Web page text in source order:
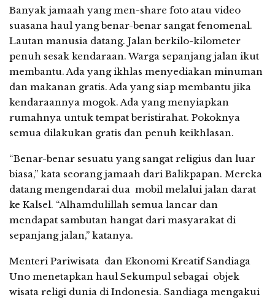
Banyak jamaah yang men-share foto atau video
suasana haul yang benar-benar sangat fenomenal.
Lautan manusia datang. Jalan berkilo-kilometer
penuh sesak kendaraan. Warga sepanjang jalan ikut
membantu. Ada yang ikhlas menyediakan minuman
dan makanan gratis. Ada yang siap membantu jika
kendaraannya mogok. Ada yang menyiapkan
rumahnya untuk tempat beristirahat. Pokoknya
semua dilakukan gratis dan penuh keikhlasan.
“Benar-benar sesuatu yang sangat religius dan luar
biasa,” kata seorang jamaah dari Balikpapan. Mereka
datang mengendarai dua mobil melalui jalan darat
ke Kalsel. “Alhamdulillah semua lancar dan
mendapat sambutan hangat dari masyarakat di
sepanjang jalan,” katanya.
Menteri Pariwisata dan Ekonomi Kreatif Sandiaga
Uno menetapkan haul Sekumpul sebagai objek
wisata religi dunia di Indonesia. Sandiaga mengakui